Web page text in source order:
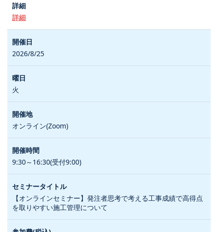
詳細
2026/8/25
火
オンライン(Zoom)
9:30～16:30(受付9:00)
【オンラインセミナー】発注者思考で考える工事成績で高得点
を取りやすい施工管理について